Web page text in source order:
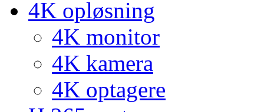
4K opløsning
4K monitor
4K kamera
4K optagere